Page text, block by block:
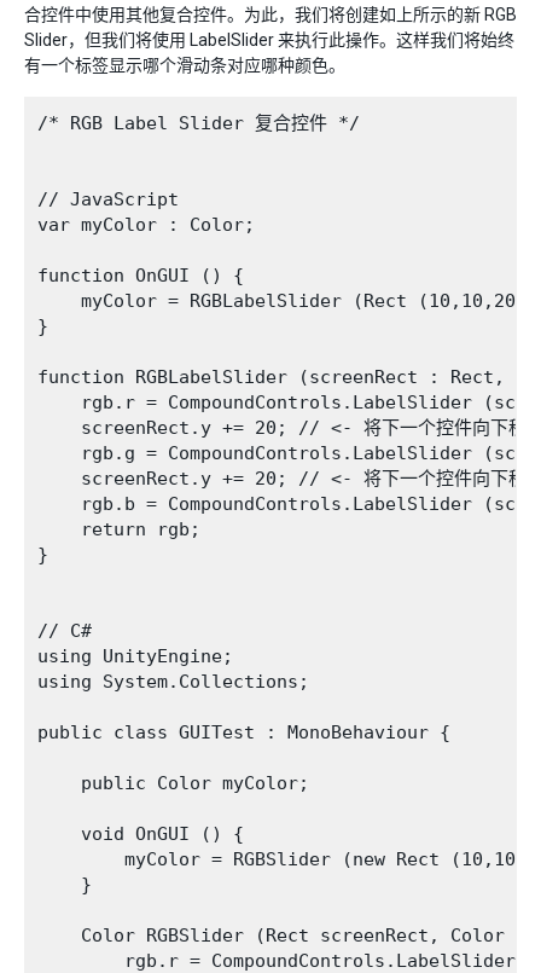
合控件中使用其他复合控件。为此，我们将创建如上所示的新 RGB
Slider，但我们将使用 LabelSlider 来执行此操作。这样我们将始终
有一个标签显示哪个滑动条对应哪种颜色。
/* RGB Label Slider 复合控件 */
// JavaScript
var myColor : Color;
function OnGUI () {
myColor = RGBLabelSlider (Rect
}
function RGBLabelSlider (screenRect : Rect,
rgb.r = CompoundControls.LabelSlider
screenRect.y += 20; // <- 将下一个控件向下移动
rgb.g = CompoundControls.LabelSlider
screenRect.y += 20; // <- 将下一个控件向下移动
rgb.b = CompoundControls.LabelSlider
    return rgb;
}
// C#
using UnityEngine;
using System.Collections;
public class GUITest : MonoBehaviour {
    public Color myColor;
    void OnGUI () {
myColor = RGBSlider (new Rect
    }
Color RGBSlider (Rect screenRect, Color
rgb.r = CompoundControls.LabelSlider